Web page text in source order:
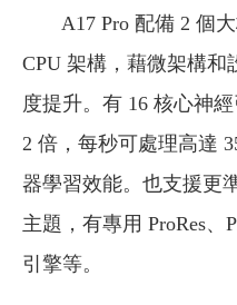
A17 Pro 配備 2 個
CPU 架構，藉微架構和
度提升。有 16 核心神
2 倍，每秒可處理高達
器學習效能。也支援更
主題，有專用 ProRes
引擎等。